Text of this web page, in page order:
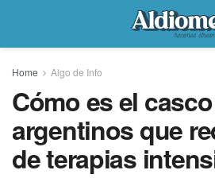
Home Algo de Info
Cómo es el
argentinos que
de terapias